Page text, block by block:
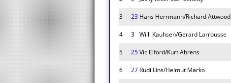
3
23 Hans Herrmann/Richard Attwood
4
3 Willi Kauhsen/Gerard Larrousse
5
25Vic Elford/Kurt Ahrens
6
27 Rudi Lins/Helmut Marko